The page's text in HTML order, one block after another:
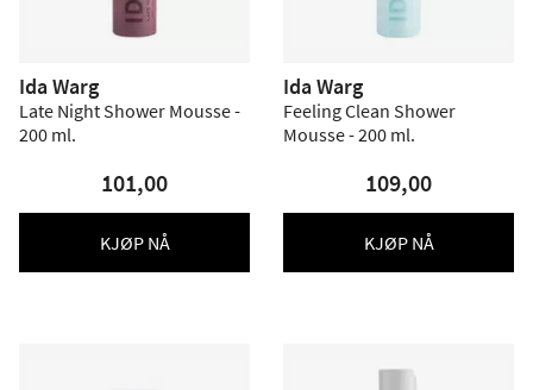
Ida Warg
Late Night Shower Mousse -
200 ml.
101,00
KJØP NÅ
Ida Warg
Feeling Clean Shower
Mousse - 200 ml.
109,00
KJØP NÅ